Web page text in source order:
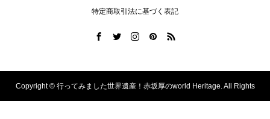
特定商取引法に基づく表記
Copyright ©行ってみました世界遺産！赤坂厚のworld Heritage. All Rights